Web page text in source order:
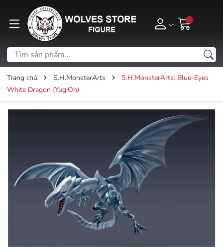
Trang chủ S.H.MonsterArts
S.H.MonsterArts: Blue-Eyes
White Dragon (YugiOh)